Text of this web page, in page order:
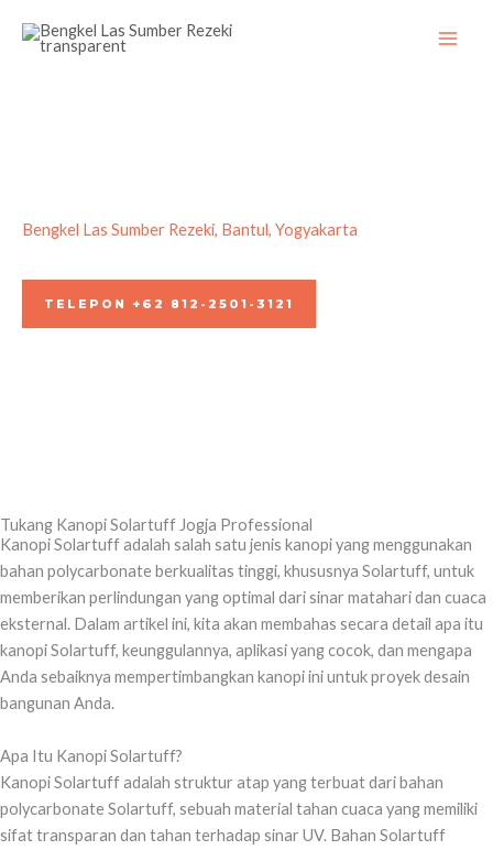
Bengkel Las Sumber Rezeki, Bantul, Yogyakarta
TELEPON +62 812-2501-3121
Tukang Kanopi Solartuff Jogja Professional
Kanopi Solartuff adalah salah satu jenis kanopi yang menggunakan
bahan polycarbonate berkualitas tinggi, khususnya Solartuff, untuk
memberikan perlindungan yang optimal dari sinar matahari dan cuaca
eksternal. Dalam artikel ini, kita akan membahas secara detail apa itu
kanopi Solartuff, keunggulannya, aplikasi yang cocok, dan mengapa
Anda sebaiknya mempertimbangkan kanopi ini untuk proyek desain
bangunan Anda.
Apa Itu Kanopi Solartuff?
Kanopi Solartuff adalah struktur atap yang terbuat dari bahan
polycarbonate Solartuff, sebuah material tahan cuaca yang memiliki
sifat transparan dan tahan terhadap sinar UV. Bahan Solartuff